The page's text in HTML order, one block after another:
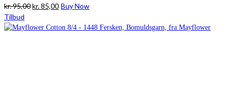
kr.95,00Den
pris
kr.85,00Den
pris
Buy Now
Tilbud